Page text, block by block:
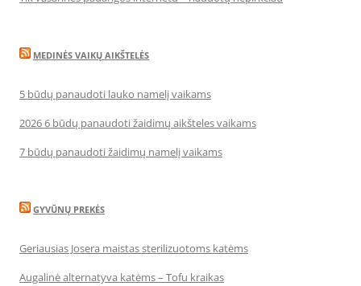
MEDINĖS VAIKŲ AIKŠTELĖS
5 būdų panaudoti lauko namelį vaikams
2026 6 būdų panaudoti žaidimų aikšteles vaikams
7 būdų panaudoti žaidimų namelį vaikams
GYVŪNŲ PREKĖS
Geriausias Josera maistas sterilizuotoms katėms
Augalinė alternatyva katėms – Tofu kraikas